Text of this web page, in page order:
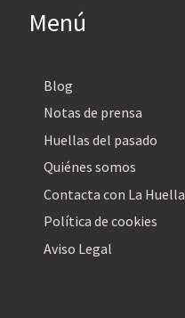
Menú
Blog
Notas de prensa
Huellas del pasado
Quiénes somos
Contacta con La Huella
Política de cookies
Aviso Legal